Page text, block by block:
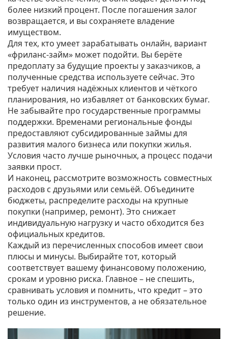
более низкий процент. После погашения залог
возвращается, и вы сохраняете владение
имуществом.
Для тех, кто умеет зарабатывать онлайн, вариант
«фриланс‑займ» может подойти. Вы берёте
предоплату за будущие проекты у заказчиков, а
полученные средства используете сейчас. Это
требует наличия надёжных клиентов и чёткого
планирования, но избавляет от банковских бумаг.
Не забывайте про государственные программы
поддержки. Временами региональные фонды
предоставляют субсидированные займы для
развития малого бизнеса или покупки жилья.
Условия часто лучше рыночных, а процесс подачи
заявки прост.
И наконец, рассмотрите возможность совместных
расходов с друзьями или семьёй. Объедините
бюджеты, распределите расходы на крупные
покупки (например, ремонт). Это снижает
индивидуальную нагрузку и часто обходится без
официальных кредитов.
Каждый из перечисленных способов имеет свои
плюсы и минусы. Выбирайте тот, который
соответствует вашему финансовому положению,
срокам и уровню риска. Главное – не спешить,
сравнивать условия и помнить, что кредит – это
только один из инструментов, а не обязательное
решение.